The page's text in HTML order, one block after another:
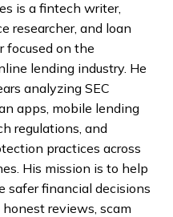
is a fintech writer,
researcher, and loan
focused on the
lending industry. He
analyzing SEC
apps, mobile lending
regulations, and
practices across
His mission is to help
safer financial decisions
reviews, scam